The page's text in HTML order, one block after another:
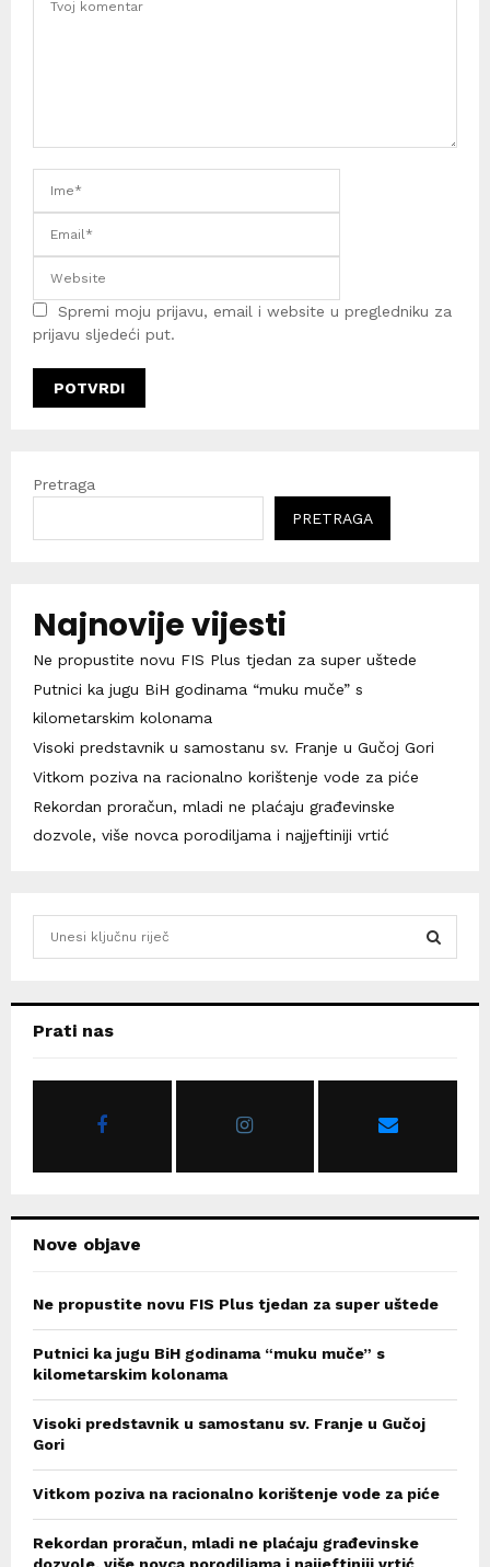
Spremi moju prijavu, email i website u pregledniku za
prijavu sljedeći put.
Pretraga
PRETRAGA
Najnovije vijesti
Ne propustite novu FIS Plus tjedan za super uštede
Putnici ka jugu BiH godinama “muku muče” s
kilometarskim kolonama
Visoki predstavnik u samostanu sv. Franje u Gučoj Gori
Vitkom poziva na racionalno korištenje vode za piće
Rekordan proračun, mladi ne plaćaju građevinske
dozvole, više novca porodiljama i najjeftiniji vrtić
hPrati nas
Nove objave
Ne propustite novu FIS Plus tjedan za super uštede
Putnici ka jugu BiH godinama “muku muče” s
kilometarskim kolonama
Visoki predstavnik u samostanu sv. Franje u Gučoj
Gori
Vitkom poziva na racionalno korištenje vode za piće
Rekordan proračun, mladi ne plaćaju građevinske